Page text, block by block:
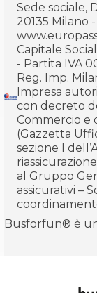
Sede sociale,
20135 Milano
Capitale
- Partita IVA
Reg. Imp.
Impresa
con decreto
Commercio e
(Gazzetta
sezione I
al Gruppo
assicurativi –
Busforfun® è